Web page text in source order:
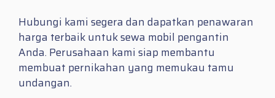
Hubungi kami segera dan dapatkan penawaran
harga terbaik untuk sewa mobil pengantin
Anda. Perusahaan kami siap membantu
membuat pernikahan yang memukau tamu
undangan.